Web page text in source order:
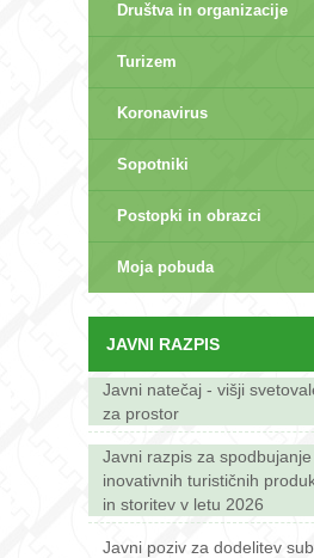
Društva in organizacije
Turizem
Koronavirus
Sopotniki
Postopki in obrazci
Moja pobuda
JAVNI RAZPIS
Javni natečaj - višji
za prostor
Javni razpis za spodbujanje
inovativnih turističnih
in storitev v letu 2026
Javni poziv za dodelitev